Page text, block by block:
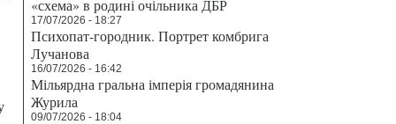
«схема» в родині очільника ДБР
17/07/2026 - 18:27
Психопат-городник. Портрет комбрига
Лучанова
16/07/2026 - 16:42
Мільярдна гральна імперія громадянина
Журила
09/07/2026 - 18:04